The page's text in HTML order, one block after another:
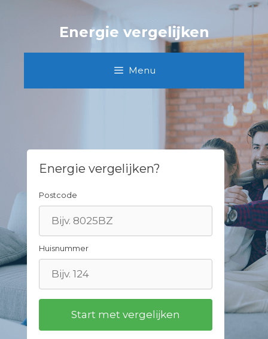
Energie vergelijken
Menu
Energie vergelijken?
Postcode
Huisnummer